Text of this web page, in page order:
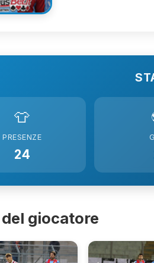
👕
PRESENZE
24
giocatore